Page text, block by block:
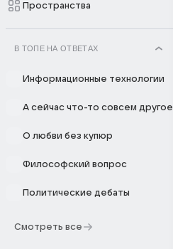
Пространства
В ТОПЕ НА ОТВЕТАХ
Информационные технологии
А сейчас что-то совсем другое
О любви без купюр
Философский вопрос
Политические дебаты
Смотреть все